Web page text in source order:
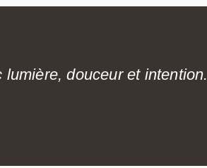
douceur et intention.